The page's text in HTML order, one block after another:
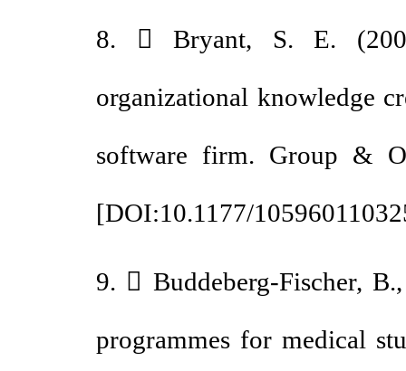
8.  Bryant, S. E.
organizational
software firm. Group &
[DOI:10.1177/
9.  Buddeberg-
programmes for medical